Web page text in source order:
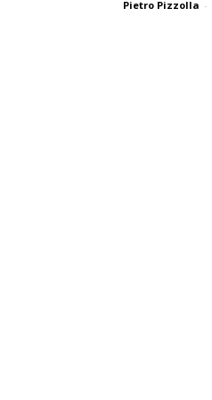
Pietro Pizzolla -